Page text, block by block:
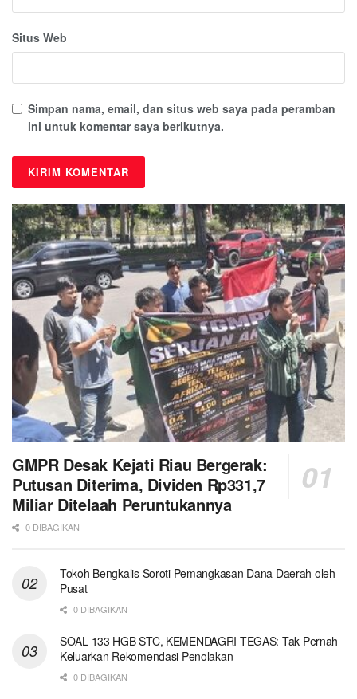
Situs Web
Simpan nama, email, dan situs web saya pada peramban
ini untuk komentar saya berikutnya.
GMPR Desak Kejati Riau Bergerak:
Putusan Diterima, Dividen Rp331,7
Miliar Ditelaah Peruntukannya
0 DIBAGIKAN
Tokoh Bengkalis Soroti Pemangkasan Dana Daerah oleh
Pusat
0 DIBAGIKAN
SOAL 133 HGB STC, KEMENDAGRI TEGAS: Tak Pernah
Keluarkan Rekomendasi Penolakan
0 DIBAGIKAN